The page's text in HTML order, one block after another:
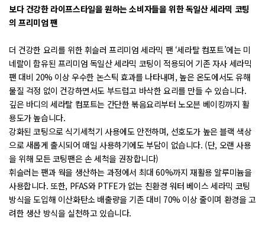
보다 건강한 라이프스타일을 원하는 소비자들을 위한 독일산 세라믹 코팅
의 프리미엄 팬
더 건강한 요리를 위한 휘슬러 프리미엄 세라믹 팬 ‘세라탈 컴포트’에는 미
네랄이 함유된 프리미엄 독일산 세라믹 코팅이 적용되어 기존 자사 세라믹
팬 대비 20% 이상 우수한 논스틱 효과를 나타내며, 높은 온도에서도 유해
물질 걱정 없이 건강하면서도 부드럽고 바삭한 요리를 만들 수 있습니다.
깊은 바디의 세라탈 컴포트는 간단한 볶음요리부터 노오븐 베이킹까지 활
용도가 높습니다.
강화된 코팅으로 식기세척기 사용에도 안전하며, 선호도가 높은 블랙 색상
으로 새롭게 출시되어 매일 사용하기에도 부담이 없습니다. (단, 오랜 사용
을 위해 모든 코팅팬은 손 세척을 권장합니다)
휘슬러는 팬과 웍을 생산하는 과정에서 최대 60%까지 재활용 알루미늄을
사용합니다. 또한, PFAS와 PTFE가 없는 친환경 워터 베이스 세라믹 코팅
방식을 도입해 이산화탄소 배출량을 기존 대비 70% 이상 줄이며 환경을 고
려한 생산 방식을 실천하고 있습니다.